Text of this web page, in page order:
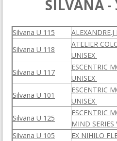
SILVANA
Silvana U 115
Silvana U 118
ATELIER
UNISEX
Silvana U 117
ESCENTRIC
UNISEX
Silvana U 101
ESCENTRIC
UNISEX
Silvana U 125
ESCENTRIC
MIND SERIES
Silvana U 105
EX NIHILO